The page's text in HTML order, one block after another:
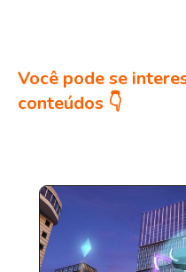
Você pode se
conteúdos 👇